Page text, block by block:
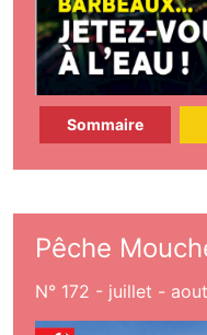
Sommaire
Pêche
N° 172 - juillet -